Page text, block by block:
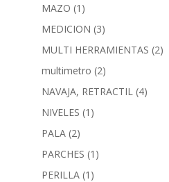
MAZO (1)
MEDICION (3)
MULTI HERRAMIENTAS (2)
multimetro (2)
NAVAJA, RETRACTIL (4)
NIVELES (1)
PALA (2)
PARCHES (1)
PERILLA (1)